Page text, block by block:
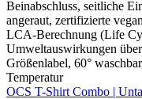
Beinabschluss, seitliche
angeraut, zertifizierte
LCA-Berechnung (Life
Umweltauswirkungen
Größenlabel, 60°
Temperatur
OCS T-Shirt Combo |